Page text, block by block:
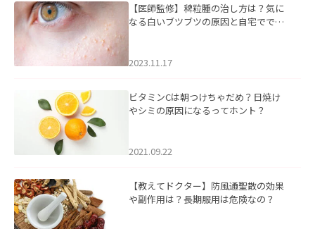
【医師監修】稗粒腫の治し方は？気に
なる白いブツブツの原因と自宅ででき
2023.11.17
ビタミンCは朝つけちゃだめ？日焼け
やシミの原因になるってホント？
2021.09.22
【教えてドクター】防風通聖散の効果
や副作用は？長期服用は危険なの？